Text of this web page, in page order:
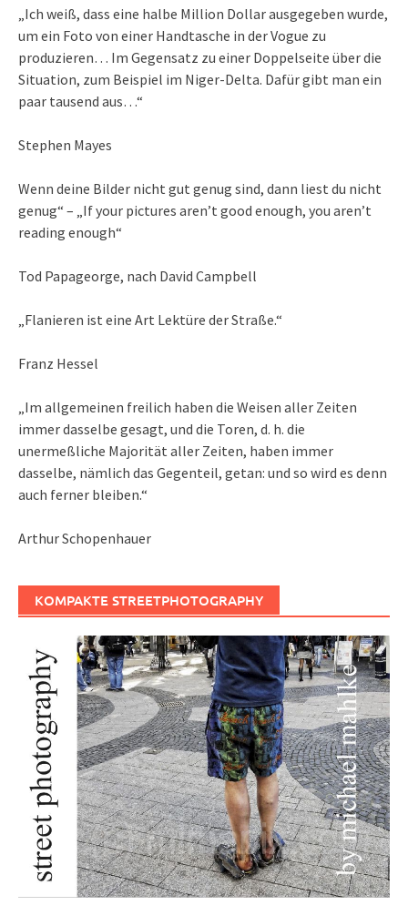
„Ich weiß, dass eine halbe Million Dollar ausgegeben wurde,
um ein Foto von einer Handtasche in der Vogue zu
produzieren… Im Gegensatz zu einer Doppelseite über die
Situation, zum Beispiel im Niger-Delta. Dafür gibt man ein
paar tausend aus…“
Stephen Mayes
Wenn deine Bilder nicht gut genug sind, dann liest du nicht
genug“ – „If your pictures aren’t good enough, you aren’t
reading enough“
Tod Papageorge, nach David Campbell
„Flanieren ist eine Art Lektüre der Straße.“
Franz Hessel
„Im allgemeinen freilich haben die Weisen aller Zeiten
immer dasselbe gesagt, und die Toren, d. h. die
unermeßliche Majorität aller Zeiten, haben immer
dasselbe, nämlich das Gegenteil, getan: und so wird es denn
auch ferner bleiben.“
Arthur Schopenhauer
KOMPAKTE STREETPHOTOGRAPHY